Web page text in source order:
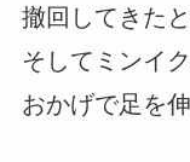
撤回してきた
そしてミンイ
おかげで足を